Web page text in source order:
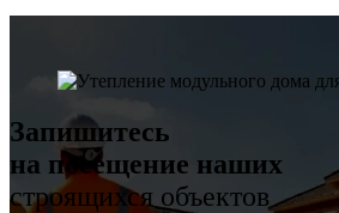
Запишитесь
на посещение наших
строящихся объектов